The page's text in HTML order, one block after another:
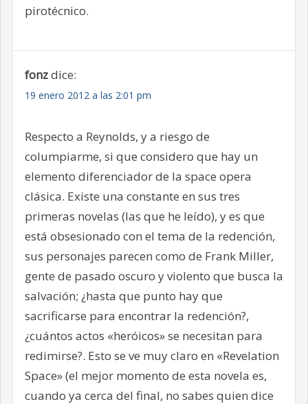
pirotécnico.
fonzdice:
19 enero 2012 a las 2:01 pm
Respecto a Reynolds, y a riesgo de
columpiarme, si que considero que hay un
elemento diferenciador de la space opera
clásica. Existe una constante en sus tres
primeras novelas (las que he leído), y es que
está obsesionado con el tema de la redención,
sus personajes parecen como de Frank Miller,
gente de pasado oscuro y violento que busca la
salvación; ¿hasta que punto hay que
sacrificarse para encontrar la redención?,
¿cuántos actos «heróicos» se necesitan para
redimirse?. Esto se ve muy claro en «Revelation
Space» (el mejor momento de esta novela es,
cuando ya cerca del final, no sabes quien dice